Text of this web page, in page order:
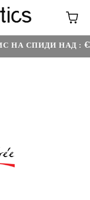
СПИДИ НАД :